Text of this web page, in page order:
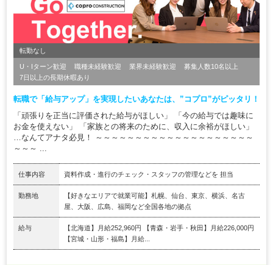
転勤なし
U・Iターン歓迎 職種未経験歓迎 業界未経験歓迎
募集人数10名以上
7日以上の長期休暇あり
転職で「給与アップ」を実現したいあなたは、”コプロ”がピッタリ！
「頑張りを正当に評価された給与がほしい」 「今の給与では趣味に
お金を使えない」 「家族との将来のために、収入に余裕がほしい」
…なんてアナタ必見！ ～～～～～～～～～～～～～～～～～～～～
～～～ ...
仕事内容 資料作成・進行のチェック・スタッフの管理などを 担当
勤務地
【好きなエリアで就業可能】札幌、仙台、東京、横浜、名古
屋、大阪、広島、福岡など全国各地の拠点
給与
【北海道】月給252,960円 【青森・岩手・秋田】月給226,000円
【宮城・山形・福島】月給...